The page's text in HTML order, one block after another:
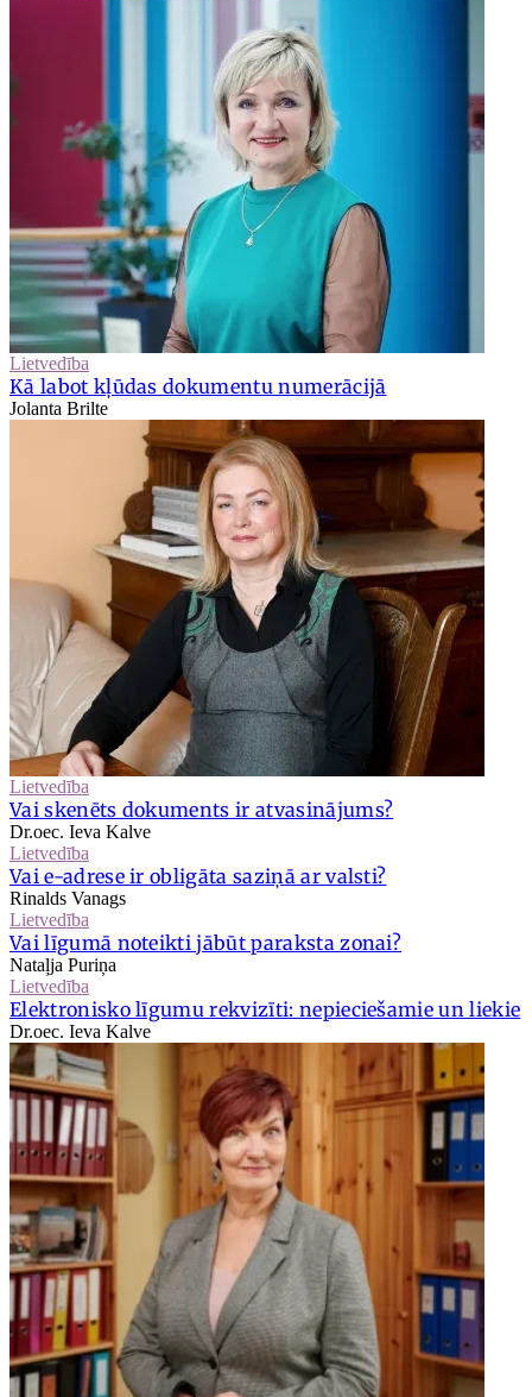
Lietvedība
Kā labot kļūdas dokumentu numerācijā
Jolanta Brilte
Lietvedība
Vai skenēts dokuments ir atvasinājums?
Dr.oec. Ieva Kalve
Lietvedība
Vai e-adrese ir obligāta saziņā ar valsti?
Rinalds Vanags
Lietvedība
Vai līgumā noteikti jābūt paraksta zonai?
Nataļja Puriņa
Lietvedība
Elektronisko līgumu rekvizīti: nepieciešamie un liekie
Dr.oec. Ieva Kalve